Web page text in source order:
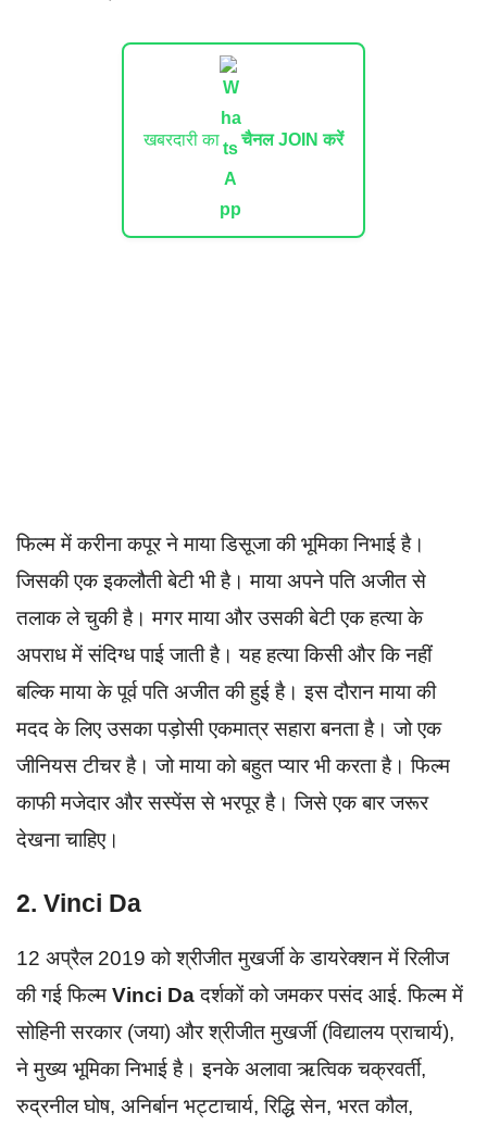
खबरदारी का चैनल JOIN करें
फिल्म में करीना कपूर ने माया डिसूजा की भूमिका निभाई है।
जिसकी एक इकलौती बेटी भी है। माया अपने पति अजीत से
तलाक ले चुकी है। मगर माया और उसकी बेटी एक हत्या के
अपराध में संदिग्ध पाई जाती है। यह हत्या किसी और कि नहीं
बल्कि माया के पूर्व पति अजीत की हुई है। इस दौरान माया की
मदद के लिए उसका पड़ोसी एकमात्र सहारा बनता है। जो एक
जीनियस टीचर है। जो माया को बहुत प्यार भी करता है। फिल्म
काफी मजेदार और सस्पेंस से भरपूर है। जिसे एक बार जरूर
देखना चाहिए।
2. Vinci Da
12 अप्रैल 2019 को श्रीजीत मुखर्जी के डायरेक्शन में रिलीज
की गई फिल्म Vinci Daदर्शकों को जमकर पसंद आई. फिल्म में
सोहिनी सरकार (जया) और श्रीजीत मुखर्जी (विद्यालय प्राचार्य),
ने मुख्य भूमिका निभाई है। इनके अलावा ऋत्विक चक्रवर्ती,
रुद्रनील घोष, अनिर्बान भट्टाचार्य, रिद्धि सेन, भरत कौल,